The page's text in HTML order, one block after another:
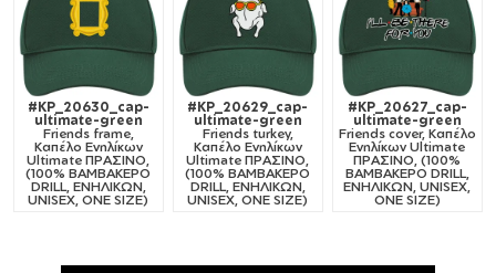
#KP_20630_cap-
ultimate-green
Friends frame,
Καπέλο Ενηλίκων
Ultimate ΠΡΑΣΙΝΟ,
(100% ΒΑΜΒΑΚΕΡΟ
DRILL, ΕΝΗΛΙΚΩΝ,
UNISEX, ONE SIZE)
#KP_20629_cap-
ultimate-green
Friends turkey,
Καπέλο Ενηλίκων
Ultimate ΠΡΑΣΙΝΟ,
(100% ΒΑΜΒΑΚΕΡΟ
DRILL, ΕΝΗΛΙΚΩΝ,
UNISEX, ONE SIZE)
#KP_20627_cap-
ultimate-green
Friends cover, Καπέλο
Ενηλίκων Ultimate
ΠΡΑΣΙΝΟ, (100%
ΒΑΜΒΑΚΕΡΟ DRILL,
ΕΝΗΛΙΚΩΝ, UNISEX,
ONE SIZE)